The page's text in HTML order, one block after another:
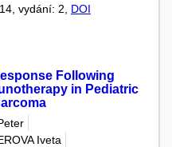
vydání: 2, DOI
Following
in Pediatric
Iveta